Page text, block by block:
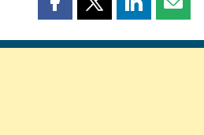
Partager
page
Partager
page
Partager
page page